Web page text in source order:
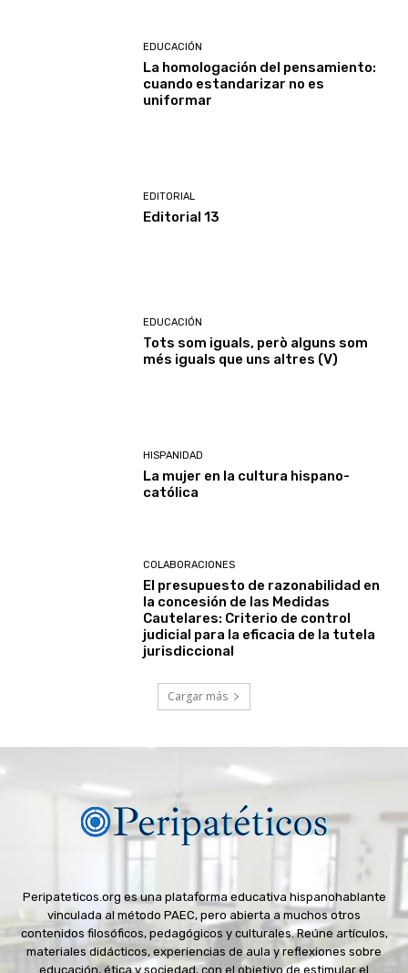
EDUCACIÓN
La homologación del pensamiento:
cuando estandarizar no es
uniformar
EDITORIAL
Editorial 13
EDUCACIÓN
Tots som iguals, però alguns som
més iguals que uns altres (V)
HISPANIDAD
La mujer en la cultura hispano-
católica
COLABORACIONES
El presupuesto de razonabilidad en
la concesión de las Medidas
Cautelares: Criterio de control
judicial para la eficacia de la tutela
jurisdiccional
Cargar más
Peripateticos.org es una plataforma educativa hispanohablante
vinculada al método PAEC, pero abierta a muchos otros
contenidos filosóficos, pedagógicos y culturales. Reúne artículos,
materiales didácticos, experiencias de aula y reflexiones sobre
educación, ética y sociedad, con el objetivo de estimular el